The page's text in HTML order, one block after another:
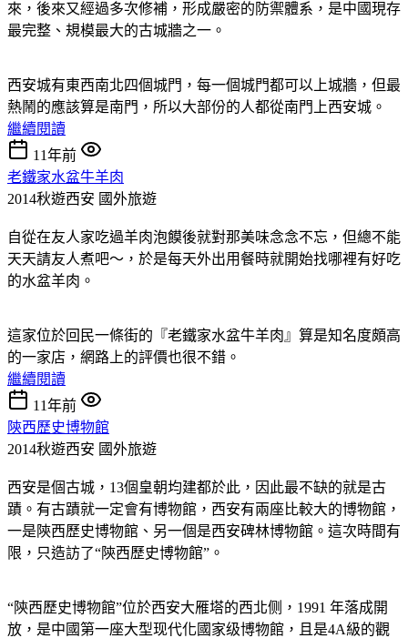
來，後來又經過多次修補，形成嚴密的防禦體系，是中國現存
最完整、規模最大的古城牆之一。
西安城有東西南北四個城門，每一個城門都可以上城牆，但最
熱鬧的應該算是南門，所以大部份的人都從南門上西安城。
繼續閱讀
11年前
老鐵家水盆牛羊肉
2014秋遊西安 國外旅遊
自從在友人家吃過羊肉泡饃後就對那美味念念不忘，但總不能
天天請友人煮吧～，於是每天外出用餐時就開始找哪裡有好吃
的水盆羊肉。
這家位於回民一條街的『老鐵家水盆牛羊肉』算是知名度頗高
的一家店，網路上的評價也很不錯。
繼續閱讀
11年前
陝西歷史博物館
2014秋遊西安 國外旅遊
西安是個古城，13個皇朝均建都於此，因此最不缺的就是古
蹟。有古蹟就一定會有博物館，西安有兩座比較大的博物館，
一是陝西歷史博物館、另一個是西安碑林博物館。這次時間有
限，只造訪了“陝西歷史博物館”。
“陝西歷史博物館”位於西安大雁塔的西北侧，1991 年落成開
放，是中國第一座大型现代化國家级博物館，且是4A級的觀